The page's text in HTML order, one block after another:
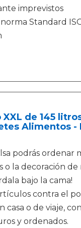
imprevistos
Standard
de 145
Alimentos -
podrás
la decoración de
bajo la cama!
contra el
casa o de viaje,
y ordenados.